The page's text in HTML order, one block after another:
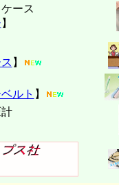
ース
】
】
ルト 】